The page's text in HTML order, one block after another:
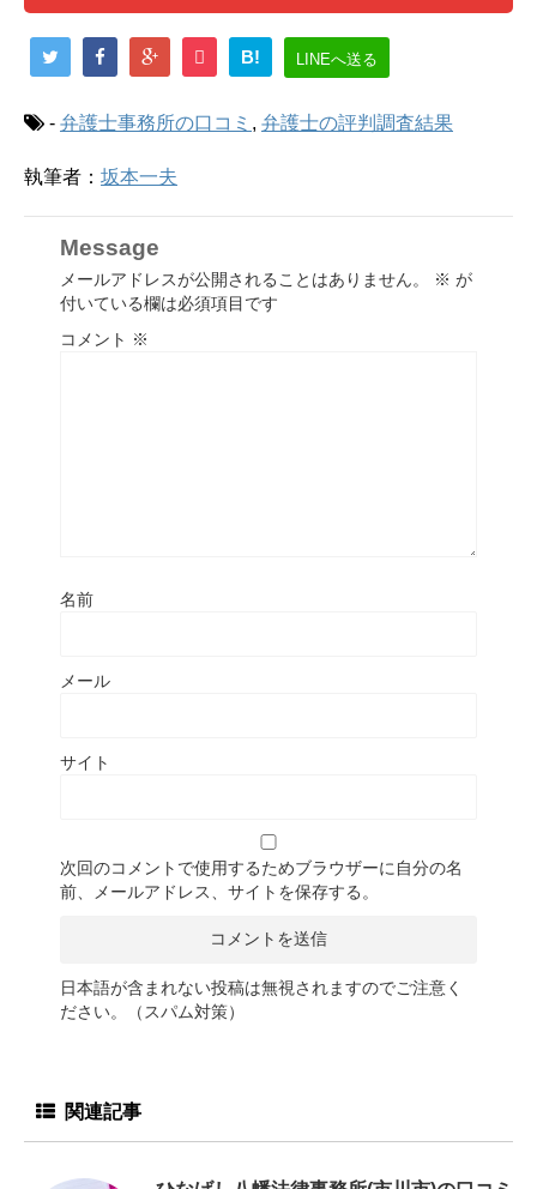
B! LINEへ送る
- 弁護士事務所の口コミ , 弁護士の評判調査結果
執筆者： 坂本一夫
Message
メールアドレスが公開されることはありません。 ※ が
付いている欄は必須項目です
コメント ※
名前
メール
サイト
次回のコメントで使用するためブラウザーに自分の名
前、メールアドレス、サイトを保存する。
日本語が含まれない投稿は無視されますのでご注意く
ださい。（スパム対策）
関連記事